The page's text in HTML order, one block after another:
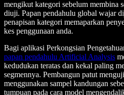
mengikut kategori sebelum membina
diuji. Papan pendahulu global wajar
penapisan kategori memaparkan
kes penggunaan anda.
Bagi aplikasi Perkongsian
papan pendahulu Artificial Analysis
kedudukan teratas dan kekal paling
segmennya. Pembangun patut
menggunakan sampel kandungan
tumpuan pada cara model